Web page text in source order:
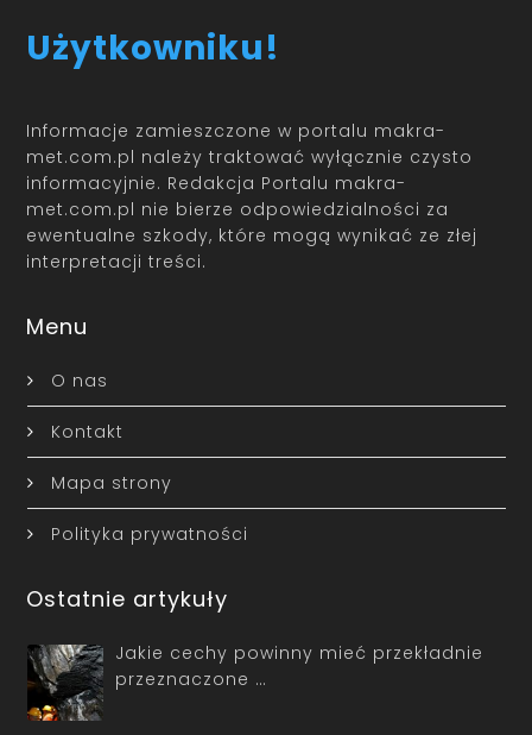
Użytkowniku!
Informacje zamieszczone w portalu makra-
met.com.pl należy traktować wyłącznie czysto
informacyjnie. Redakcja Portalu makra-
met.com.pl nie bierze odpowiedzialności za
ewentualne szkody, które mogą wynikać ze złej
interpretacji treści.
Menu
O nas
Kontakt
Mapa strony
Polityka prywatności
Ostatnie artykuły
Jakie cechy powinny mieć przekładnie
przeznaczone …